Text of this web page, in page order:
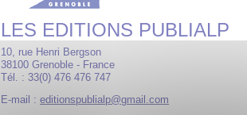
LES EDITIONS PUBLIALP
10, rue Henri Bergson
38100 Grenoble - France
Tél. : 33(0) 476 476 747
E-mail : editionspublialp@gmail.com